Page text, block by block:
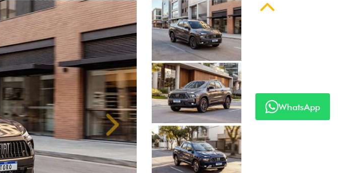
Próximo
Anterior
WhatsApp